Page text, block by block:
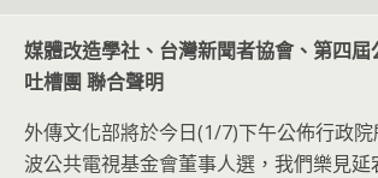
媒體改造學社、台灣新聞者協會、第四
吐槽團 聯合聲明
外傳文化部將於今日(1/7)下午公佈行政
波公共電視基金會董事人選，我們樂見延